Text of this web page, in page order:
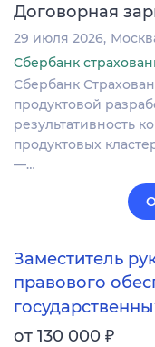
Договорная
29 июля 2026
Сбербанк
Сбербанк
продуктовой
результативность
продуктовых
—…
Заместитель
правового
от 130 000 ₽